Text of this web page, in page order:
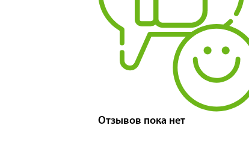
Отзывов пока нет